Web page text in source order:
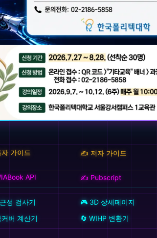
가이드 ✍️ 저자 가이드
API ✍️ Pubscript
성 검사기 🎮 3D 상세페이지
버 계산기 🔄 WIHP 변환기